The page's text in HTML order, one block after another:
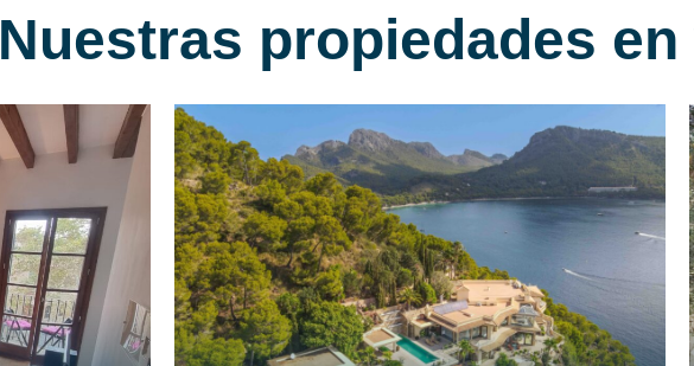
Nuestras propiedades en